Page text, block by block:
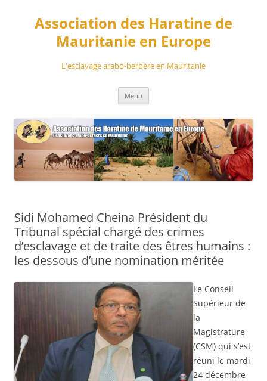
contenuAssociation des Haratine de
Mauritanie en Europe
L'esclavage arabo-berbère en Mauritanie
Menu
Sidi Mohamed Cheina Président du
Tribunal spécial chargé des crimes
d’esclavage et de traite des êtres humains :
les dessous d’une nomination méritée
Le Conseil
Supérieur de
la
Magistrature
(CSM) qui s’est
réuni le mardi
24 décembre